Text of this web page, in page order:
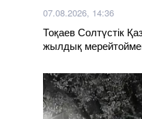
07.08.2026, 14:36
Тоқаев Солтүстік
жылдық